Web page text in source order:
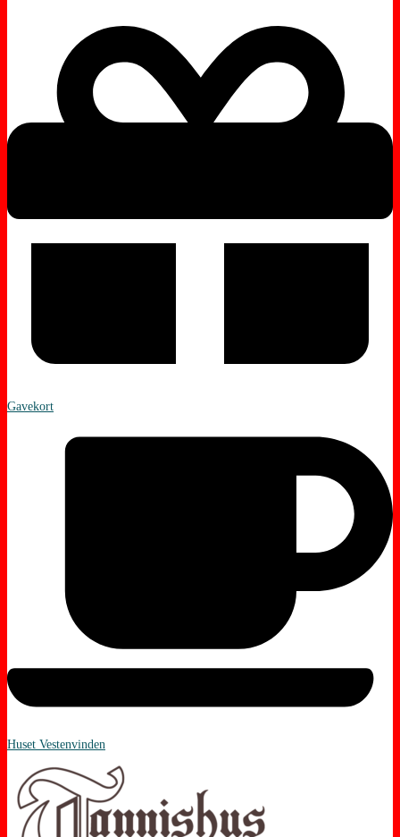
Gavekort
Huset Vestenvinden